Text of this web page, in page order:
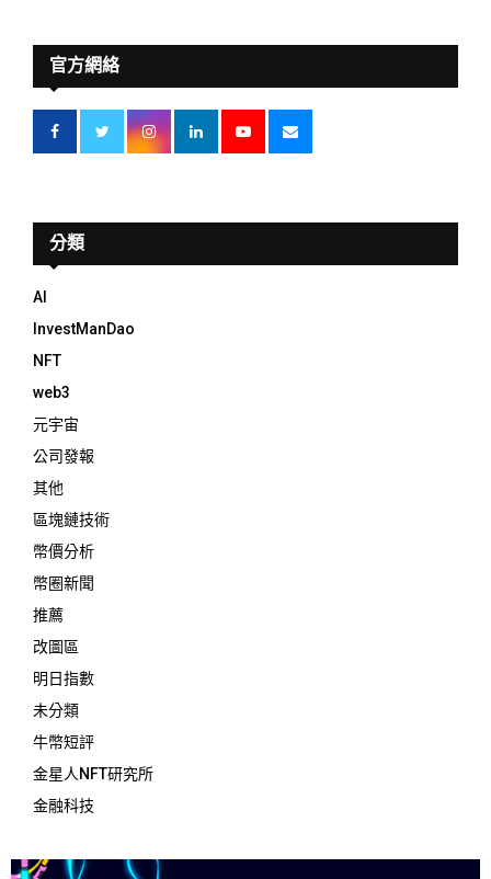
官方網絡
分類
AI
InvestManDao
NFT
web3
元宇宙
公司發報
其他
區塊鏈技術
幣價分析
幣圈新聞
推薦
改圖區
明日指數
未分類
牛幣短評
金星人NFT研究所
金融科技